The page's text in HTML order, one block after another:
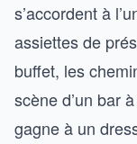
s’accordent à
assiettes de
buffet, les
scène d’un bar
gagne à un